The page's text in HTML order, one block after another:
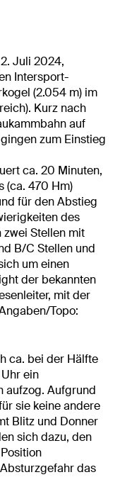
Juli 2024,
Intersport-
(2.054 m) im
Kurz nach
auf
zum Einstieg
ca. 20 Minuten,
(ca. 470 Hm)
für den Abstieg
des
Stellen mit
B/C Stellen und
um einen
der bekannten
mit der
Topo:
ca. bei der Hälfte
ein
aufzog. Aufgrund
sie keine andere
Blitz und Donner
sich dazu, den
das